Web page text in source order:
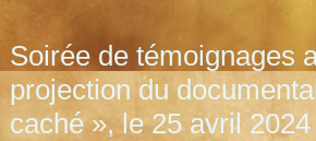
Soirée de témoignages
projection du
caché », le 25 avril